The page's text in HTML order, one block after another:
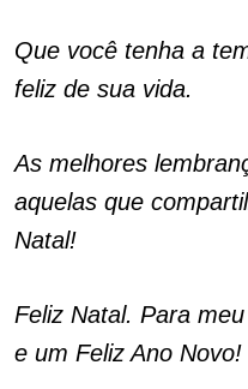
Que você tenha a
feliz de sua vida.
As melhores
aquelas que
Natal!
Feliz Natal. Para
e um Feliz Ano Novo!